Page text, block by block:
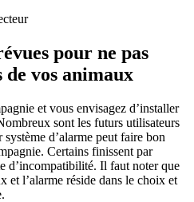
pour ne pas
de vos animaux
et vous envisagez d’installer
sont les futurs utilisateurs
d’alarme peut faire bon
Certains finissent par
d’incompatibilité. Il faut noter que
et l’alarme réside dans le choix et